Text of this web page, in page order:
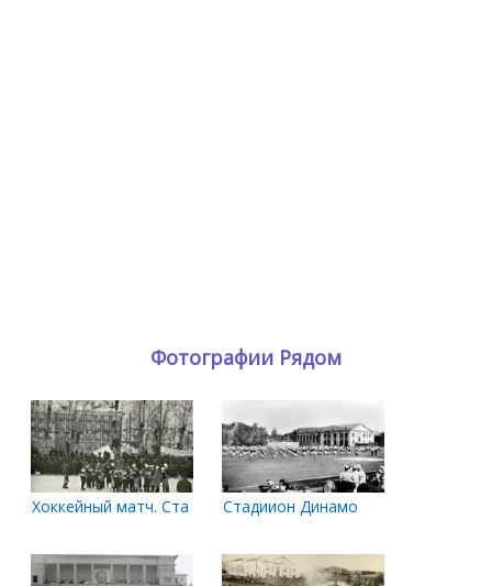
Фотографии Рядом
Хоккейный матч. Стадион 'Динамо'. 60-е годы
Стадиион Динамо